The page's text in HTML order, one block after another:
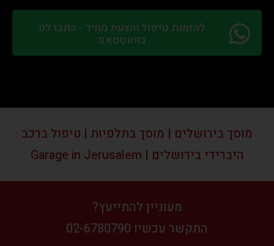
להזמנת טיפול והצעת מחיר - כתבו לנו
בוואטסאפ
מוסך בירושלים | מוסך בתלפיות | טיפול ברכב
היברידי בירושלים | Garage in Jerusalem
מעוניין להתייעץ?
התקשר עכשיו 02-6780790